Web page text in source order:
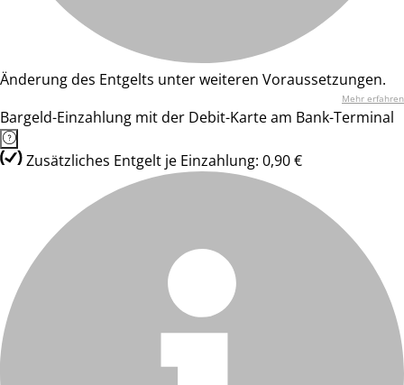
Änderung des Entgelts unter weiteren Voraussetzungen.
Mehr erfahren
Bargeld-Einzahlung mit der Debit-Karte am Bank-Terminal
Zusätzliches Entgelt je Einzahlung: 0,90 €